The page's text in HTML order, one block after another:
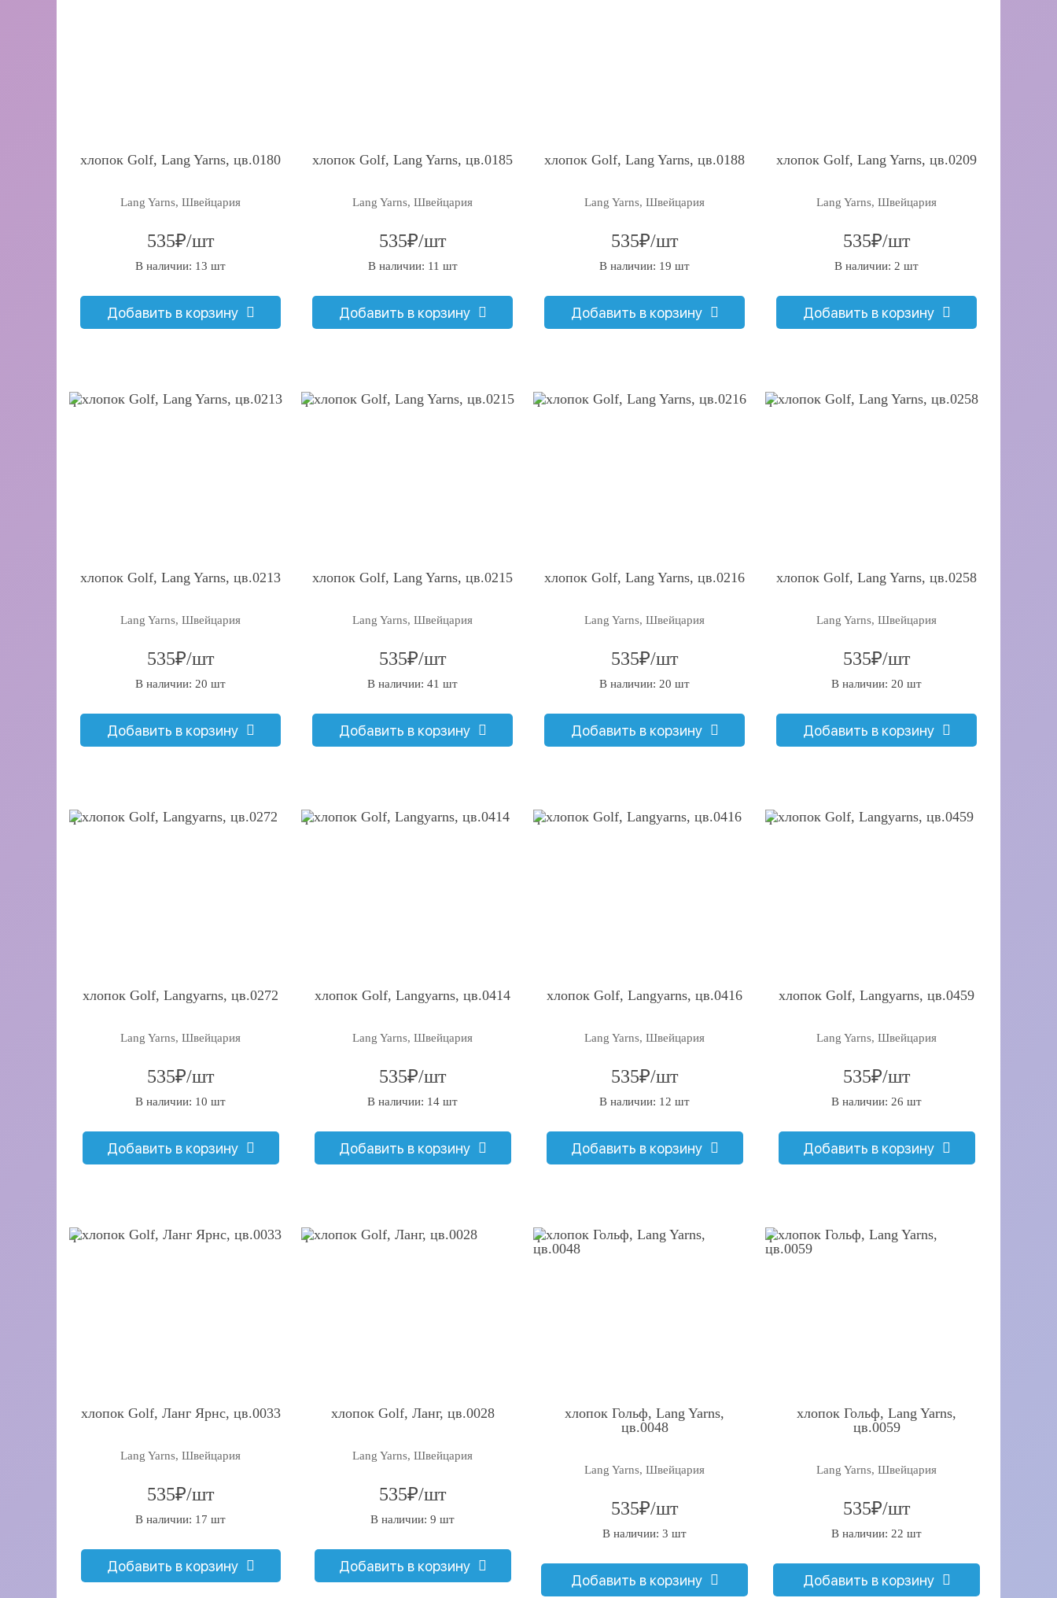
хлопок Golf, Lang Yarns, цв.0180
Lang Yarns, Швейцария
535₽/шт
В наличии: 13 шт
Добавить в корзину
хлопок Golf, Lang Yarns, цв.0185
Lang Yarns, Швейцария
535₽/шт
В наличии: 11 шт
Добавить в корзину
хлопок Golf, Lang Yarns, цв.0188
Lang Yarns, Швейцария
535₽/шт
В наличии: 19 шт
Добавить в корзину
хлопок Golf, Lang Yarns, цв.0209
Lang Yarns, Швейцария
535₽/шт
В наличии: 2 шт
Добавить в корзину
q
хлопок Golf, Lang Yarns, цв.0213
Lang Yarns, Швейцария
535₽/шт
В наличии: 20 шт
Добавить в корзину
q
хлопок Golf, Lang Yarns, цв.0215
Lang Yarns, Швейцария
535₽/шт
В наличии: 41 шт
Добавить в корзину
q
хлопок Golf, Lang Yarns, цв.0216
Lang Yarns, Швейцария
535₽/шт
В наличии: 20 шт
Добавить в корзину
q
хлопок Golf, Lang Yarns, цв.0258
Lang Yarns, Швейцария
535₽/шт
В наличии: 20 шт
Добавить в корзину
q
хлопок Golf, Langyarns, цв.0272
Lang Yarns, Швейцария
535₽/шт
В наличии: 10 шт
Добавить в корзину
q
хлопок Golf, Langyarns, цв.0414
Lang Yarns, Швейцария
535₽/шт
В наличии: 14 шт
Добавить в корзину
q
хлопок Golf, Langyarns, цв.0416
Lang Yarns, Швейцария
535₽/шт
В наличии: 12 шт
Добавить в корзину
q
хлопок Golf, Langyarns, цв.0459
Lang Yarns, Швейцария
535₽/шт
В наличии: 26 шт
Добавить в корзину
q
хлопок Golf, Ланг Ярнс, цв.0033
Lang Yarns, Швейцария
535₽/шт
В наличии: 17 шт
Добавить в корзину
q
хлопок Golf, Ланг, цв.0028
Lang Yarns, Швейцария
535₽/шт
В наличии: 9 шт
Добавить в корзину
q
хлопок Гольф, Lang Yarns,
цв.0048
Lang Yarns, Швейцария
535₽/шт
В наличии: 3 шт
Добавить в корзину
q
хлопок Гольф, Lang Yarns,
цв.0059
Lang Yarns, Швейцария
535₽/шт
В наличии: 22 шт
Добавить в корзину